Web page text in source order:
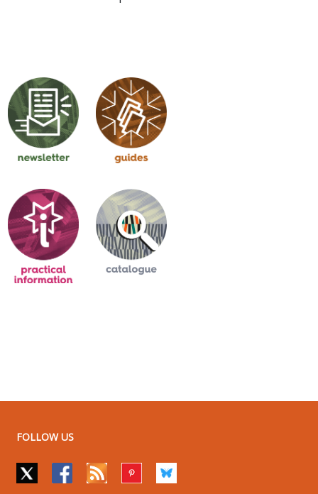
FOLLOW US